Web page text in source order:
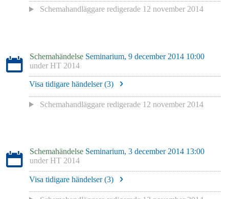
Schemahandläggare redigerade 12 november 2014
Schemahändelse Seminarium, 9 december 2014 10:00
under HT 2014
Visa tidigare händelser (3)
Schemahandläggare redigerade 12 november 2014
Schemahändelse Seminarium, 3 december 2014 13:00
under HT 2014
Visa tidigare händelser (3)